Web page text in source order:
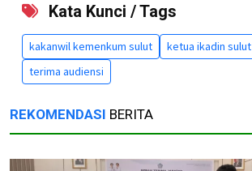
Kata Kunci / Tags
kakanwil kemenkum sulut
ketua ikadin sulut
terima audiensi
REKOMENDASI BERITA